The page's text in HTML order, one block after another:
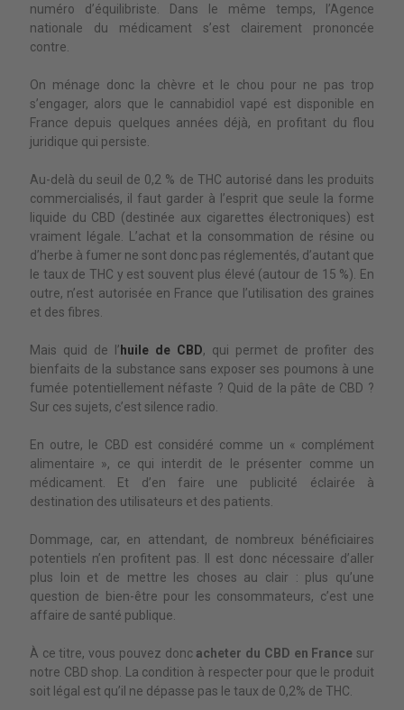
numéro d’équilibriste. Dans le même temps, l’Agence
nationale du médicament s’est clairement prononcée
contre.
On ménage donc la chèvre et le chou pour ne pas trop
s’engager, alors que le cannabidiol vapé est disponible en
France depuis quelques années déjà, en profitant du flou
juridique qui persiste.
Au-delà du seuil de 0,2 % de THC autorisé dans les produits
commercialisés, il faut garder à l’esprit que seule la forme
liquide du CBD (destinée aux cigarettes électroniques) est
vraiment légale. L’achat et la consommation de résine ou
d’herbe à fumer ne sont donc pas réglementés, d’autant que
le taux de THC y est souvent plus élevé (autour de 15 %). En
outre, n’est autorisée en France que l’utilisation des graines
et des fibres.
Mais quid de l’ huile de CBD, qui permet de profiter des
bienfaits de la substance sans exposer ses poumons à une
fumée potentiellement néfaste ? Quid de la pâte de CBD ?
Sur ces sujets, c’est silence radio.
En outre, le CBD est considéré comme un « complément
alimentaire », ce qui interdit de le présenter comme un
médicament. Et d’en faire une publicité éclairée à
destination des utilisateurs et des patients.
Dommage, car, en attendant, de nombreux bénéficiaires
potentiels n’en profitent pas. Il est donc nécessaire d’aller
plus loin et de mettre les choses au clair : plus qu’une
question de bien-être pour les consommateurs, c’est une
affaire de santé publique.
À ce titre, vous pouvez donc acheter du CBD en France sur
notre CBD shop. La condition à respecter pour que le produit
soit légal est qu’il ne dépasse pas le taux de 0,2% de THC.